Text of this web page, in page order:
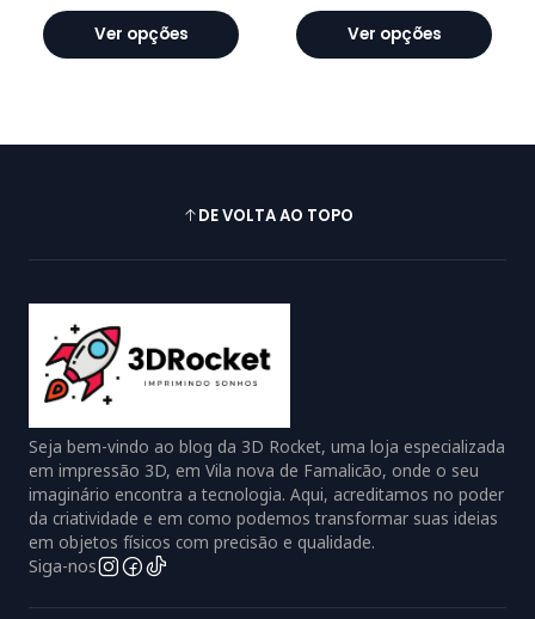
Ver opções Ver opções
DE VOLTA AO TOPO
Seja bem-vindo ao blog da 3D Rocket, uma loja especializada
em impressão 3D, em Vila nova de Famalicão, onde o seu
imaginário encontra a tecnologia. Aqui, acreditamos no poder
da criatividade e em como podemos transformar suas ideias
em objetos físicos com precisão e qualidade.
Siga-nos